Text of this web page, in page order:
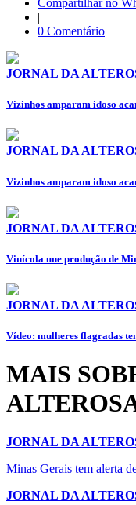
Compartilhar no
|
0 Comentário
JORNAL DA
Vizinhos amparam idoso
JORNAL DA
Vizinhos amparam idoso
JORNAL DA
Vinícola une produção de
JORNAL DA
Vídeo: mulheres flagradas
MAIS
JORNAL DA
Minas Gerais tem alerta
JORNAL DA